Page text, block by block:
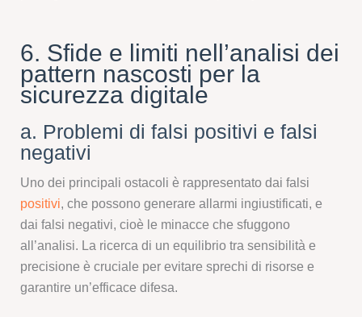
6. Sfide e limiti nell’analisi dei
pattern nascosti per la
sicurezza digitale
a. Problemi di falsi positivi e falsi
negativi
Uno dei principali ostacoli è rappresentato dai falsi
positivi, che possono generare allarmi ingiustificati, e
dai falsi negativi, cioè le minacce che sfuggono
all’analisi. La ricerca di un equilibrio tra sensibilità e
precisione è cruciale per evitare sprechi di risorse e
garantire un’efficace difesa.